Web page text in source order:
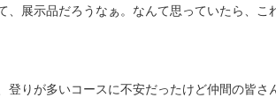
展示品だろうなぁ。なんて思っていたら、こ
りが多いコースに不安だったけど仲間の皆さ